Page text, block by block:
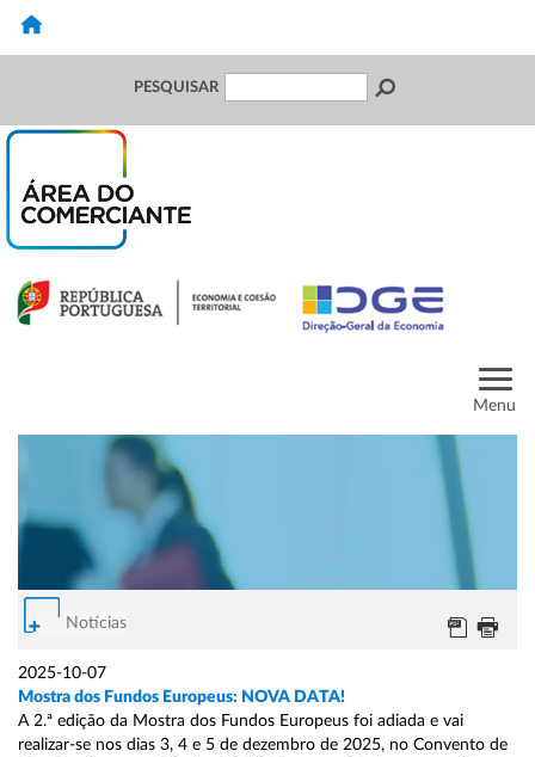
PESQUISAR
Menu
Notícias
2025-10-07
Mostra dos Fundos Europeus: NOVA DATA!
A 2.ª edição da Mostra dos Fundos Europeus foi adiada e vai
realizar-se nos dias 3, 4 e 5 de dezembro de 2025, no Convento de